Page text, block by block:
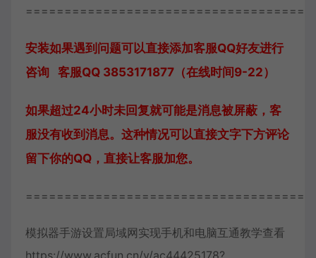
安装如果遇到问题可以直接添加客服QQ好友进行
咨询 客服QQ 3853171877（在线时间9-22）
如果超过24小时未回复就可能是消息被屏蔽，客
服没有收到消息。这种情况可以直接文字下方评论
留下你的QQ，直接让客服加您。
模拟器手游设置局域网实现手机和电脑互通教学查看
https://www.acfun.cn/v/ac44425178?